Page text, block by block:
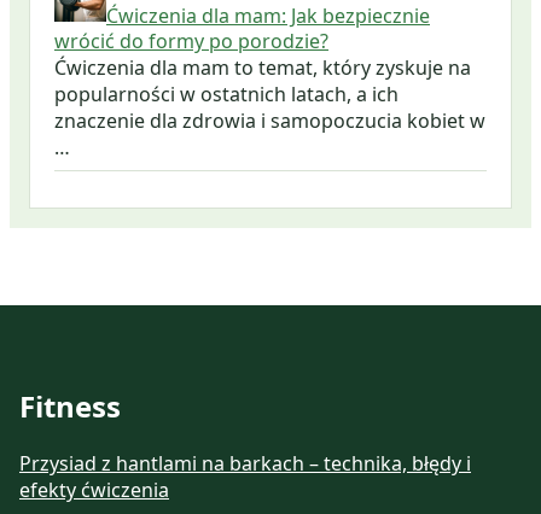
Ćwiczenia dla mam: Jak bezpiecznie
wrócić do formy po porodzie?
Ćwiczenia dla mam to temat, który zyskuje na
popularności w ostatnich latach, a ich
znaczenie dla zdrowia i samopoczucia kobiet w
…
Fitness
Przysiad z hantlami na barkach – technika, błędy i
efekty ćwiczenia